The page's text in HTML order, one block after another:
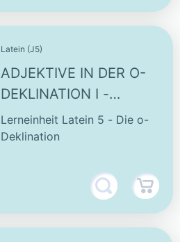
Latein (J5)
ADJEKTIVE IN DER O-
DEKLINATION I -
INTERAKTIVE
AUFGABE
Lerneinheit Latein 5 - Die o-
Deklination